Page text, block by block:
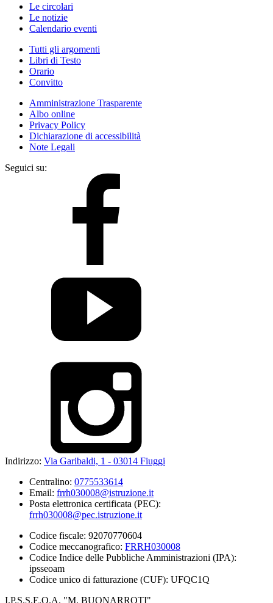
Le circolari
Le notizie
Calendario eventi
Tutti gli argomenti
Libri di Testo
Orario
Convitto
Amministrazione Trasparente
Albo online
Privacy Policy
Dichiarazione di accessibilità
Note Legali
Seguici su:
Indirizzo: Via Garibaldi, 1 - 03014 Fiuggi
Centralino: 0775533614
Email: frrh030008@istruzione.it
Posta elettronica certificata (PEC):
frrh030008@pec.istruzione.it
Codice fiscale: 92070770604
Codice meccanografico: FRRH030008
Codice Indice delle Pubbliche Amministrazioni (IPA):
ipsseoam
Codice unico di fatturazione (CUF): UFQC1Q
I.P.S.S.E.O.A. "M. BUONARROTI"